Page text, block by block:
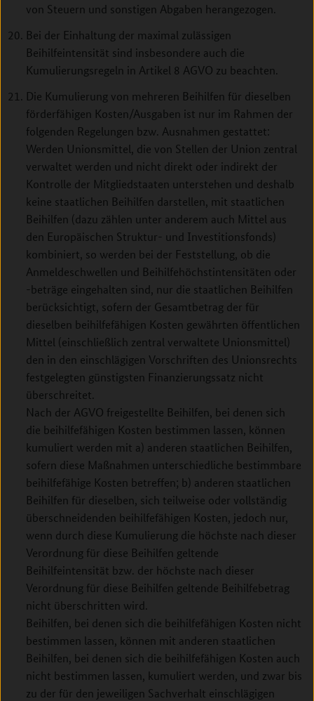
von Steuern und sonstigen Abgaben herangezogen.
Bei der Einhaltung der maximal zulässigen
Beihilfeintensität sind insbesondere auch die
Kumulierungsregeln in Artikel 8 AGVO zu beachten.
Die Kumulierung von mehreren Beihilfen für dieselben
förderfähigen Kosten/Ausgaben ist nur im Rahmen der
folgenden Regelungen bzw. Ausnahmen gestattet:
Werden Unionsmittel, die von Stellen der Union zentral
verwaltet werden und nicht direkt oder indirekt der
Kontrolle der Mitgliedstaaten unterstehen und deshalb
keine staatlichen Beihilfen darstellen, mit staatlichen
Beihilfen (dazu zählen unter anderem auch Mittel aus
den Europäischen Struktur- und Investitionsfonds)
kombiniert, so werden bei der Feststellung, ob die
Anmeldeschwellen und Beihilfehöchstintensitäten oder
-beträge eingehalten sind, nur die staatlichen Beihilfen
berücksichtigt, sofern der Gesamtbetrag der für
dieselben beihilfefähigen ­Kosten gewährten öffentlichen
Mittel (einschließlich zentral verwaltete Unionsmittel)
den in den einschlägigen Vorschriften des Unionsrechts
festgelegten günstigsten Finanzierungssatz nicht
überschreitet.
Nach der AGVO freigestellte Beihilfen, bei denen sich
die beihilfefähigen Kosten bestimmen lassen, können
kumuliert werden mit a) anderen staatlichen Beihilfen,
sofern diese Maßnahmen unterschiedliche bestimmbare
beihilfefähige Kosten betreffen; b) anderen staatlichen
Beihilfen für dieselben, sich teilweise oder vollständig
überschneidenden beihilfefähigen Kosten, jedoch nur,
wenn durch diese Kumulierung die höchste nach dieser
Verordnung für diese Beihilfen geltende
Beihilfeintensität bzw. der höchste nach dieser
Verordnung für diese Beihilfen geltende Beihilfebetrag
nicht überschritten wird.
Beihilfen, bei denen sich die beihilfefähigen Kosten nicht
bestimmen lassen, können mit anderen staatlichen
Beihilfen, bei denen sich die beihilfefähigen Kosten auch
nicht bestimmen lassen, kumuliert werden, und zwar bis
zu der für den jeweiligen Sachverhalt einschlägigen